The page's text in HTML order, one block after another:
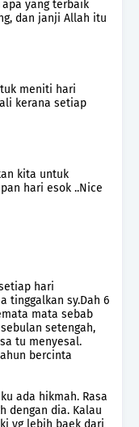
yang terbaik
dan janji Allah itu
meniti hari
kerana setiap
kita untuk
hari esok ..Nice
hari
tinggalkan sy.Dah 6
mata sebab
setengah,
tu menyesal.
bercinta
ada hikmah. Rasa
dengan dia. Kalau